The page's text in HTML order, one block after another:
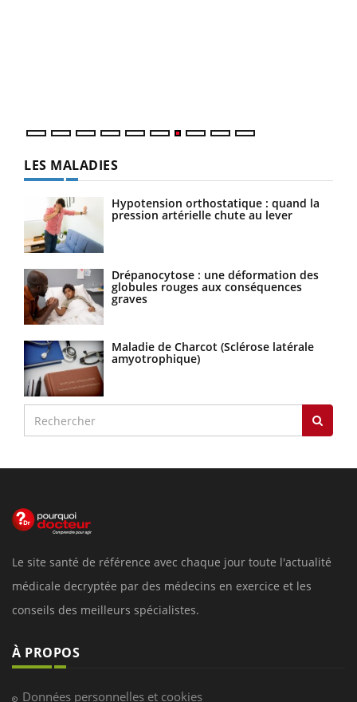
LES MALADIES
Hypotension orthostatique : quand la
pression artérielle chute au lever
Drépanocytose : une déformation des
globules rouges aux conséquences
graves
Maladie de Charcot (Sclérose latérale
amyotrophique)
Le site santé de référence avec chaque jour toute l'actualité
médicale decryptée par des médecins en exercice et les
conseils des meilleurs spécialistes.
À PROPOS
Données personnelles et cookies